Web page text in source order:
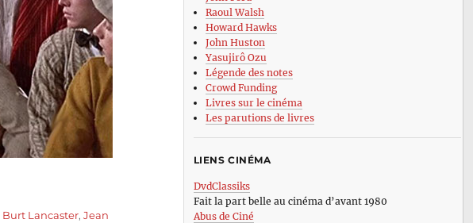
Burt Lancaster,Jean
Raoul Walsh
Howard Hawks
John Huston
Yasujirô Ozu
Légende des notes
Crowd Funding
Livres sur le cinéma
Les parutions de livres
LIENS CINÉMA
DvdClassiks
Fait la part belle au cinéma d’avant 1980
Abus de Ciné